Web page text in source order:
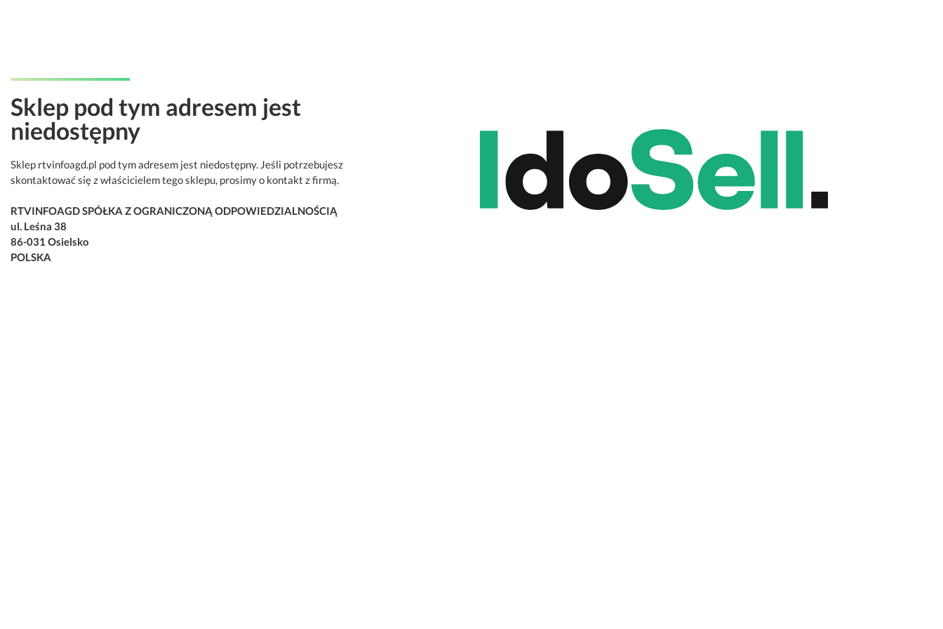
Sklep pod tym adresem jest
niedostępny
Sklep rtvinfoagd.pl pod tym adresem jest niedostępny. Jeśli potrzebujesz
skontaktować się z właścicielem tego sklepu, prosimy o kontakt z firmą.
RTVINFOAGD SPÓŁKA Z OGRANICZONĄ ODPOWIEDZIALNOŚCIĄ
ul. Leśna 38
86-031 Osielsko
POLSKA